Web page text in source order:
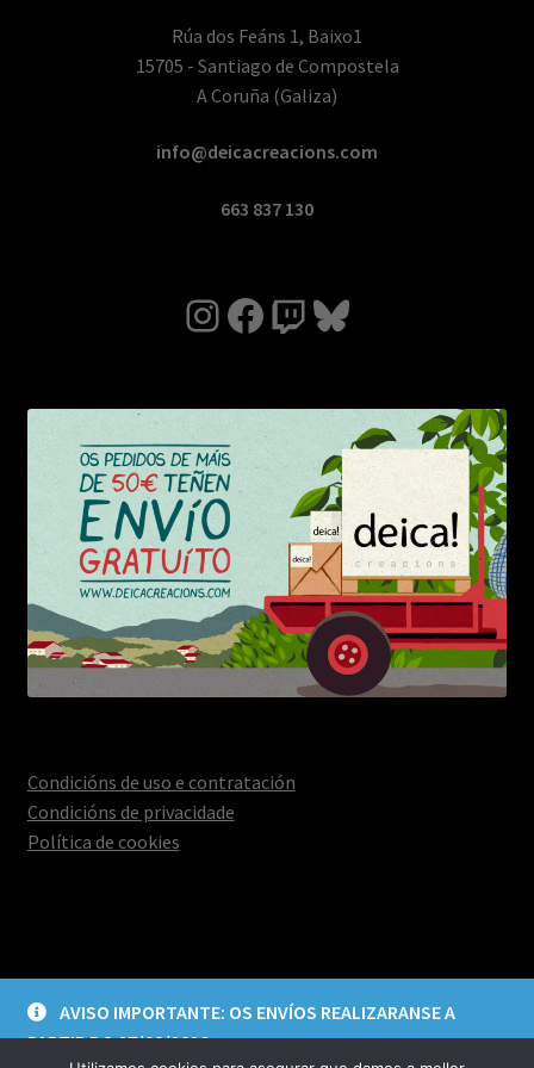
AVISO IMPORTANTE: OS ENVÍOS REALIZARANSE A
PARTIR DO 27/08/2026
Rúa dos Feáns 1, Baixo1
15705 - Santiago de Compostela
A Coruña (Galiza)
info@deicacreacions.com
663 837 130
Instagram
Facebook
TwitchBluesky
Condicións de uso e contratación
Condicións de privacidade
Política de cookies
Aviso legal e política de privacidade
Construído con